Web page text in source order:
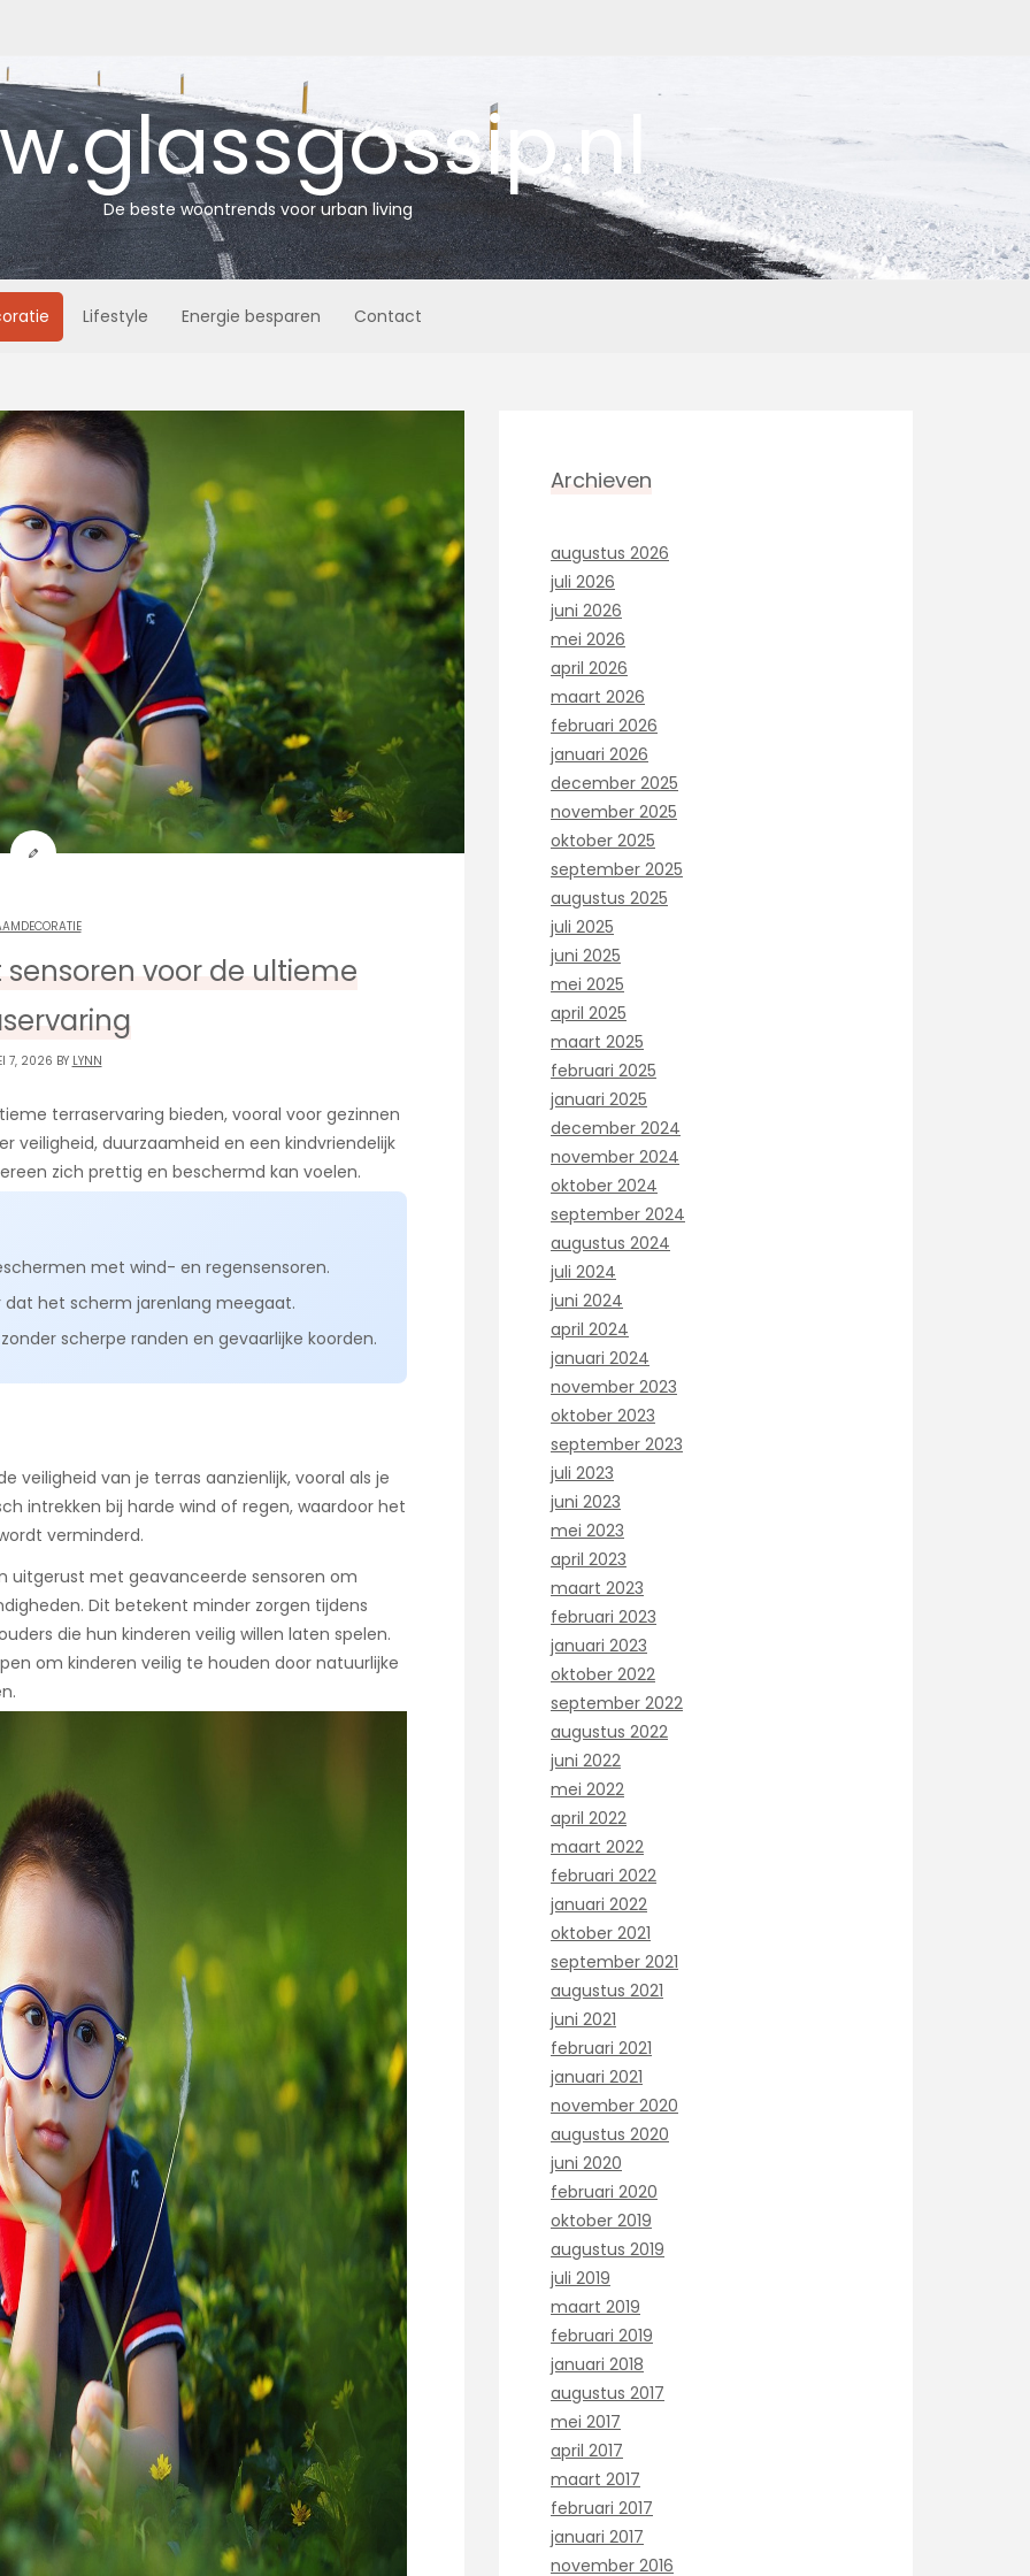
De beste woontrends voor urban living
Lifestyle Energie besparen Contact
voor de ultieme
7, 2026 BY LYNN
terraservaring bieden, vooral voor gezinnen
veiligheid, duurzaamheid en een kindvriendelijk
zich prettig en beschermd kan voelen.
met wind- en regensensoren.
het scherm jarenlang meegaat.
scherpe randen en gevaarlijke koorden.
veiligheid van je terras aanzienlijk, vooral als je
intrekken bij harde wind of regen, waardoor het
verminderd.
uitgerust met geavanceerde sensoren om
Dit betekent minder zorgen tijdens
die hun kinderen veilig willen laten spelen.
om kinderen veilig te houden door natuurlijke
Archieven
augustus 2026
juli 2026
juni 2026
mei 2026
april 2026
maart 2026
februari 2026
januari 2026
december 2025
november 2025
oktober 2025
september 2025
augustus 2025
juli 2025
juni 2025
mei 2025
april 2025
maart 2025
februari 2025
januari 2025
december 2024
november 2024
oktober 2024
september 2024
augustus 2024
juli 2024
juni 2024
april 2024
januari 2024
november 2023
oktober 2023
september 2023
juli 2023
juni 2023
mei 2023
april 2023
maart 2023
februari 2023
januari 2023
oktober 2022
september 2022
augustus 2022
juni 2022
mei 2022
april 2022
maart 2022
februari 2022
januari 2022
oktober 2021
september 2021
augustus 2021
juni 2021
februari 2021
januari 2021
november 2020
augustus 2020
juni 2020
februari 2020
oktober 2019
augustus 2019
juli 2019
maart 2019
februari 2019
januari 2018
augustus 2017
mei 2017
april 2017
maart 2017
februari 2017
januari 2017
november 2016